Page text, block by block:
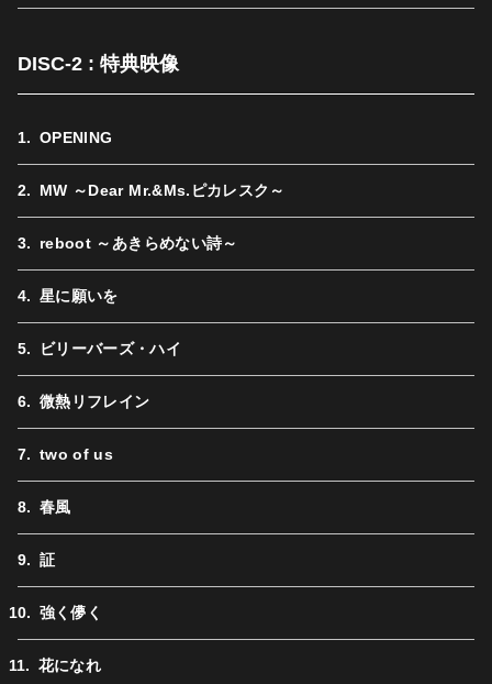
DISC-2 : 特典映像
OPENING
MW ～Dear Mr.&Ms.ピカレスク～
reboot ～あきらめない詩～
星に願いを
ビリーバーズ・ハイ
微熱リフレイン
two of us
春風
証
強く儚く
花になれ